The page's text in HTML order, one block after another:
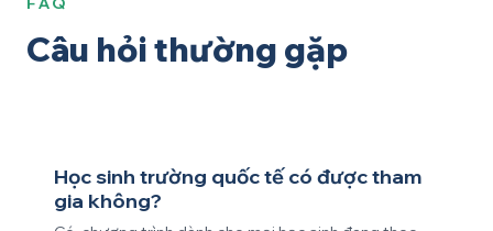
Câu hỏi thường gặp
Học sinh trường quốc tế có được tham
gia không?